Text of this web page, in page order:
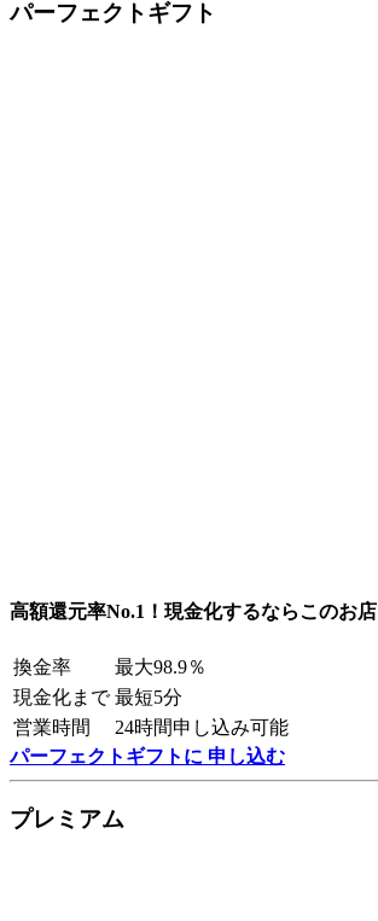
パーフェクトギフト
高額還元率No.1！現金化するならこのお店
換金率
最大98.9％
現金化まで 最短5分
営業時間
24時間申し込み可能
パーフェクトギフトに 申し込む
プレミアム